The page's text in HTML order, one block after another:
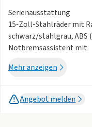
Serienausstattung
15-Zoll-Stahlräder mit
schwarz/stahlgrau,
Notbremsassistent mit
Türverriegelung nach
Digitales 7-Zoll-
Automatischer Notruf,
Mehr anzeigen
Angebot melden